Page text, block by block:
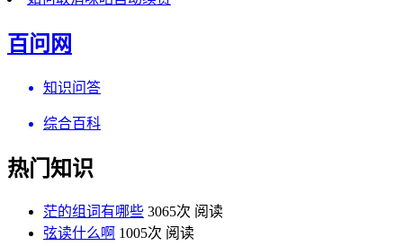
百问网
知识问答
综合百科
热门知识
茫的组词有哪些 3065次 阅读
弦读什么啊 1005次 阅读